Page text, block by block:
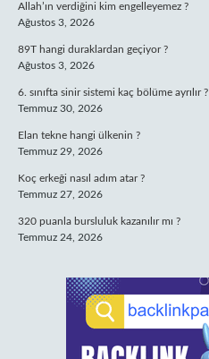
Allah’ın verdiğini kim engelleyemez ?
Ağustos 3, 2026
89T hangi duraklardan geçiyor ?
Ağustos 3, 2026
6. sınıfta sinir sistemi kaç bölüme ayrılır ?
Temmuz 30, 2026
Elan tekne hangi ülkenin ?
Temmuz 29, 2026
Koç erkeği nasıl adım atar ?
Temmuz 27, 2026
320 puanla bursluluk kazanılır mı ?
Temmuz 24, 2026